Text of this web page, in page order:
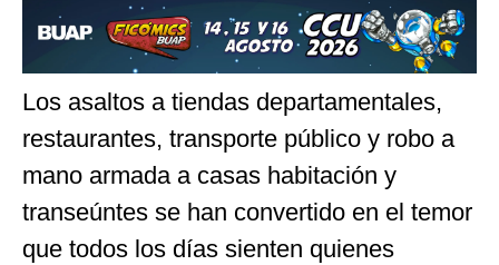
Los asaltos a tiendas departamentales,
restaurantes, transporte público y robo a
mano armada a casas habitación y
transeúntes se han convertido en el temor
que todos los días sienten quienes